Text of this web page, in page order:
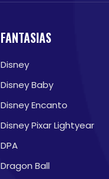
FANTASIAS
Disney
Disney Baby
Disney Encanto
Disney Pixar Lightyear
DPA
Dragon Ball